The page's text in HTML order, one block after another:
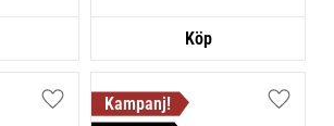
Lägg till i favoriter Lägg